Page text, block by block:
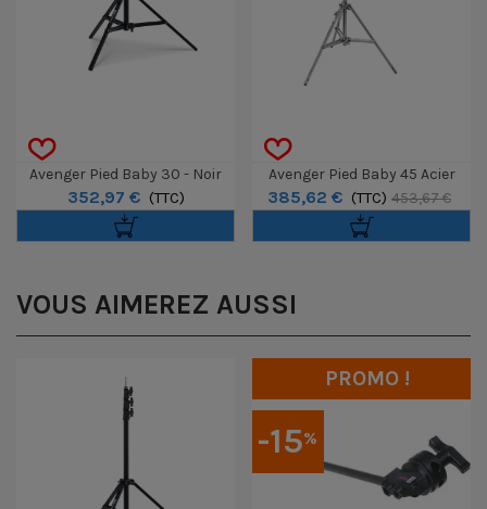
Avenger Pied Baby 30 - Noir
352,97 € (TTC)
Avenger Pied Baby 45 Acier
385,62 € (TTC) 453,67 €
VOUS AIMEREZ AUSSI
-15%
PROMO !